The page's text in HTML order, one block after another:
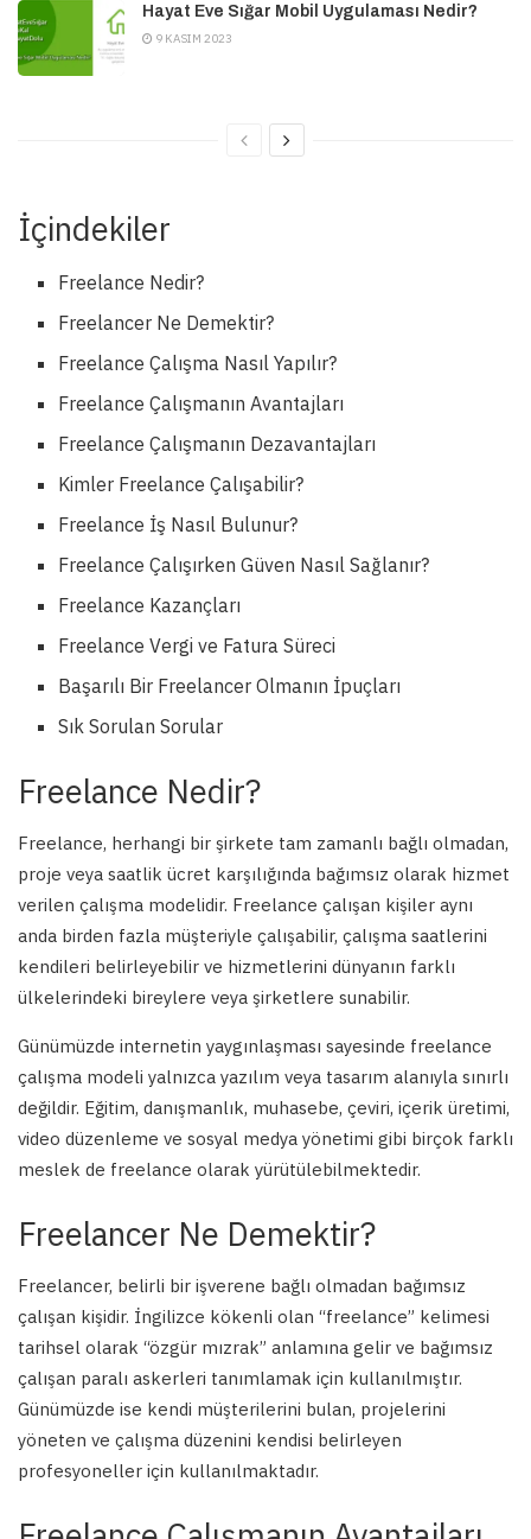
Hayat Eve Sığar Mobil Uygulaması Nedir?
9 KASIM 2023
İçindekiler
Freelance Nedir?
Freelancer Ne Demektir?
Freelance Çalışma Nasıl Yapılır?
Freelance Çalışmanın Avantajları
Freelance Çalışmanın Dezavantajları
Kimler Freelance Çalışabilir?
Freelance İş Nasıl Bulunur?
Freelance Çalışırken Güven Nasıl Sağlanır?
Freelance Kazançları
Freelance Vergi ve Fatura Süreci
Başarılı Bir Freelancer Olmanın İpuçları
Sık Sorulan Sorular
Freelance Nedir?
Freelance, herhangi bir şirkete tam zamanlı bağlı olmadan,
proje veya saatlik ücret karşılığında bağımsız olarak hizmet
verilen çalışma modelidir. Freelance çalışan kişiler aynı
anda birden fazla müşteriyle çalışabilir, çalışma saatlerini
kendileri belirleyebilir ve hizmetlerini dünyanın farklı
ülkelerindeki bireylere veya şirketlere sunabilir.
Günümüzde internetin yaygınlaşması sayesinde freelance
çalışma modeli yalnızca yazılım veya tasarım alanıyla sınırlı
değildir. Eğitim, danışmanlık, muhasebe, çeviri, içerik üretimi,
video düzenleme ve sosyal medya yönetimi gibi birçok farklı
meslek de freelance olarak yürütülebilmektedir.
Freelancer Ne Demektir?
Freelancer, belirli bir işverene bağlı olmadan bağımsız
çalışan kişidir. İngilizce kökenli olan “freelance” kelimesi
tarihsel olarak “özgür mızrak” anlamına gelir ve bağımsız
çalışan paralı askerleri tanımlamak için kullanılmıştır.
Günümüzde ise kendi müşterilerini bulan, projelerini
yöneten ve çalışma düzenini kendisi belirleyen
profesyoneller için kullanılmaktadır.